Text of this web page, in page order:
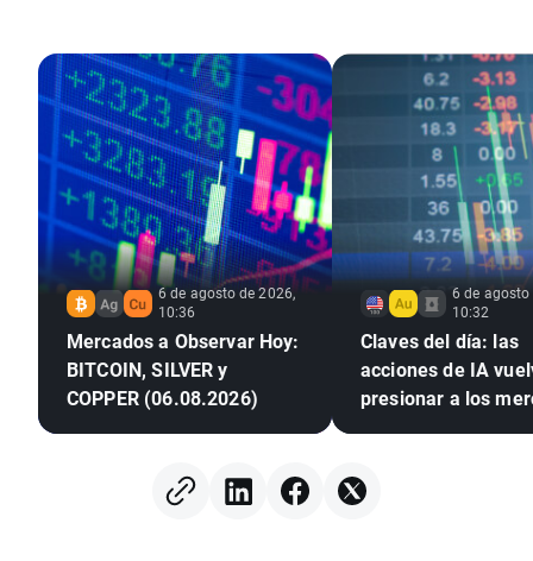
6 de agosto de 2026,
10:36
Mercados a Observar Hoy:
BITCOIN, SILVER y
COPPER (06.08.2026)
6 de agosto
10:32
Claves del día: las
acciones de IA
presionar a los